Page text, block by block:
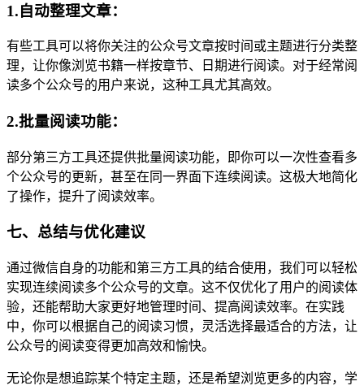
1.自动整理文章：
有些工具可以将你关注的公众号文章按时间或主题进行分类整
理，让你像浏览书籍一样按章节、日期进行阅读。对于经常阅
读多个公众号的用户来说，这种工具尤其高效。
2.批量阅读功能：
部分第三方工具还提供批量阅读功能，即你可以一次性查看多
个公众号的更新，甚至在同一界面下连续阅读。这极大地简化
了操作，提升了阅读效率。
七、总结与优化建议
通过微信自身的功能和第三方工具的结合使用，我们可以轻松
实现连续阅读多个公众号的文章。这不仅优化了用户的阅读体
验，还能帮助大家更好地管理时间、提高阅读效率。在实践
中，你可以根据自己的阅读习惯，灵活选择最适合的方法，让
公众号的阅读变得更加高效和愉快。
无论你是想追踪某个特定主题，还是希望浏览更多的内容，学